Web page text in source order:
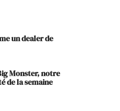
un dealer de
Monster, notre
de la semaine